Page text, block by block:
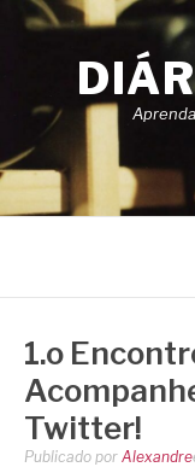
Pular
1.o
Twitter!
Publicado por Alexandre